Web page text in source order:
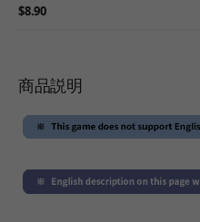
$8.90
商品説明